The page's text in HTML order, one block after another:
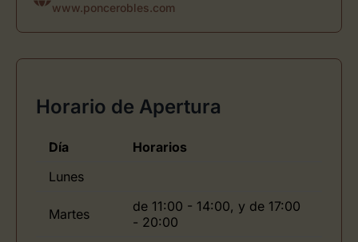
www.poncerobles.com
Horario de Apertura
Día
Horarios
Lunes
Martes
de 11:00 - 14:00, y de 17:00
- 20:00